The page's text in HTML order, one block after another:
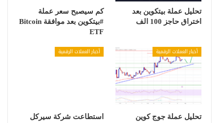
تحليل عملة بيتكوين بعد
اختراق حاجز 100 الف
كم سيصبح سعر عملة
#بيتكوين بعد موافقة Bitcoin
ETF
أخبار العملات الرقمية
تحليل عملة جوج كوين
أخبار العملات الرقمية
استطاعت شركة سيركل